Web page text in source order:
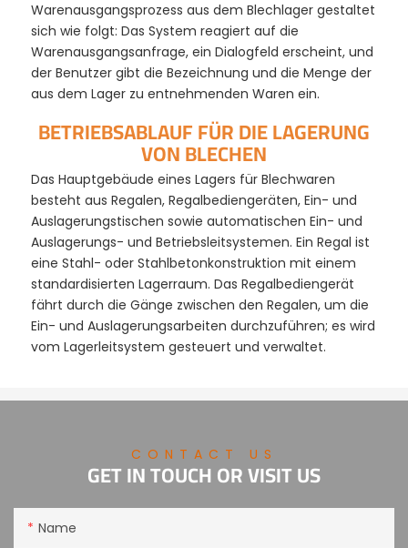
BETRIEBSABLAUF FÜR DIE LAGERUNG
VON BLECHEN
Das Hauptgebäude eines Lagers für Blechwaren
besteht aus Regalen, Regalbediengeräten, Ein- und
Auslagerungstischen sowie automatischen Ein- und
Auslagerungs- und Betriebsleitsystemen. Ein Regal ist
eine Stahl- oder Stahlbetonkonstruktion mit einem
standardisierten Lagerraum. Das Regalbediengerät
fährt durch die Gänge zwischen den Regalen, um die
Ein- und Auslagerungsarbeiten durchzuführen; es wird
vom Lagerleitsystem gesteuert und verwaltet.
Warenausgangsprozess aus dem Blechlager gestaltet
sich wie folgt: Das System reagiert auf die
Warenausgangsanfrage, ein Dialogfeld erscheint, und
der Benutzer gibt die Bezeichnung und die Menge der
aus dem Lager zu entnehmenden Waren ein.
CONTACT US
GET IN TOUCH OR VISIT US
Name